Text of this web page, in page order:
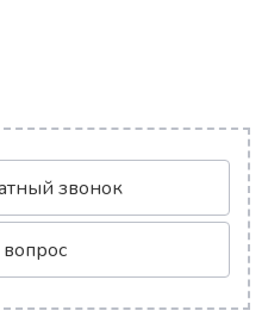
звонок